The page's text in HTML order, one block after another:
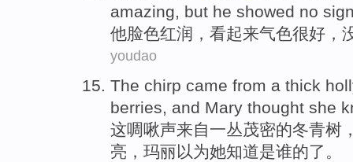
amazing, but he showed no
他脸色红润 ， 看起来气色很好，
youdao
The chirp came from a thick
berries, and Mary thought she
这啁啾声来自一丛茂密的冬青树
亮 ， 玛丽以为她知道是谁的了。